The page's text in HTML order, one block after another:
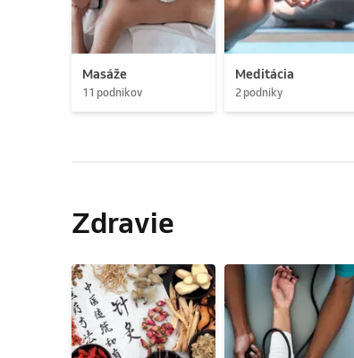
Masáže
11 podnikov
Meditácia
2 podniky
Zdravie